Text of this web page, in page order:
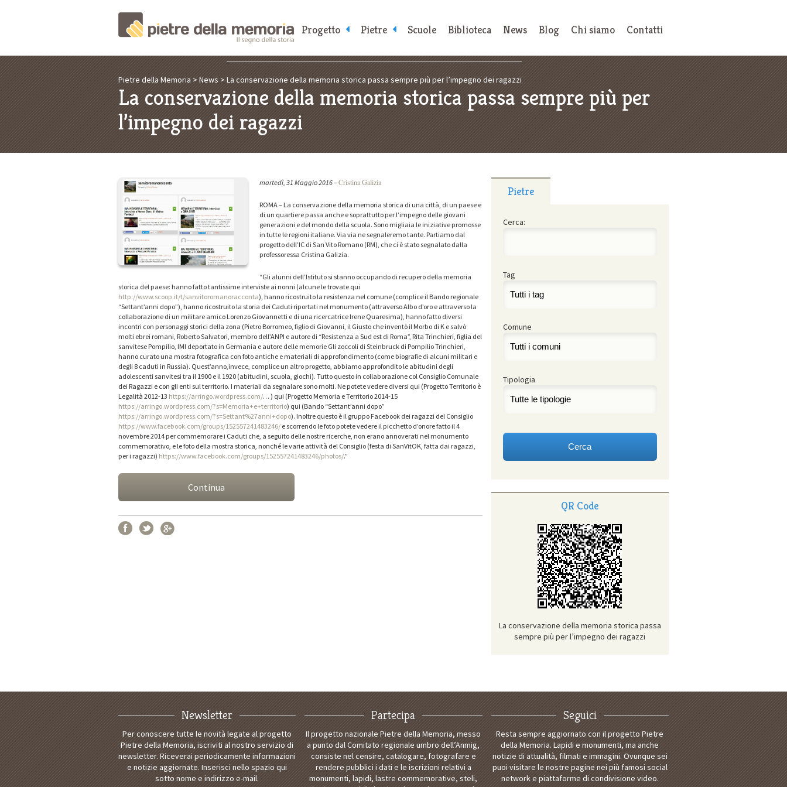
Pietre della Memoria > News > La conservazione della memoria storica passa sempre più per l’impegno dei ragazzi
La conservazione della memoria storica passa sempre più per
l’impegno dei ragazzi
martedì, 31 Maggio 2016–Cristina Galizia
ROMA – La conservazione della memoria storica di una città, di un paese e
di un quartiere passa anche e soprattutto per l’impegno delle giovani
generazioni e del mondo della scuola. Sono migliaia le iniziative promosse
in tutte le regioni italiane. Via via ne segnaleremo tante. Partiamo dal
progetto dell’IC di San Vito Romano (RM), che ci è stato segnalato dalla
professoressa Cristina Galizia.
“Gli alunni dell’Istituto si stanno occupando di recupero della memoria
storica del paese: hanno fatto tantissime interviste ai nonni (alcune le trovate qui
http://www.scoop.it/t/sanvitoromanoracconta), hanno ricostruito la resistenza nel comune (complice il Bando regionale
“Settant’anni dopo”), hanno ricostruito la storia dei Caduti riportati nel monumento (attraverso Albo d’oro e attraverso la
collaborazione di un militare amico Lorenzo Giovannetti e di una ricercatrice Irene Quaresima), hanno fatto diversi
incontri con personaggi storici della zona (Pietro Borromeo, figlio di Giovanni, il Giusto che inventò il Morbo di K e salvò
molti ebrei romani, Roberto Salvatori, membro dell’ANPI e autore di “Resistenza a Sud est di Roma”, Rita Trinchieri, figlia del
sanvitese Pompilio, IMI deportato in Germania e autore delle memorie Gli zoccoli di Steinbruck di Pompilio Trinchieri,
hanno curato una mostra fotografica con foto antiche e materiali di approfondimento (come biografie di alcuni militari e
degli 8 caduti in Russia). Quest’anno,invece, complice un altro progetto, abbiamo approfondito le abitudini degli
adolescenti sanvitesi tra il 1900 e il 1920 (abitudini, scuola, giochi). Tutto questo in collaborazione col Consiglio Comunale
dei Ragazzi e con gli enti sul territorio. I materiali da segnalare sono molti. Ne potete vedere diversi qui (Progetto Territorio è
Legalità 2012-13 https://arringo.wordpress.com/… ) qui (Progetto Memoria e Territorio 2014-15
https://arringo.wordpress.com/?s=Memoria+e+territorio) qui (Bando “Settant’anni dopo”
https://arringo.wordpress.com/?s=Settant%27anni+dopo). Inoltre questo è il gruppo Facebook dei ragazzi del Consiglio
https://www.facebook.com/groups/152557241483246/ e scorrendo le foto potete vedere il picchetto d’onore fatto il 4
novembre 2014 per commemorare i Caduti che, a seguito delle nostre ricerche, non erano annoverati nel monumento
commemorativo, e le foto della mostra storica, nonché le varie attività del Consiglio (festa di SanVitOK, fatta dai ragazzi,
per i ragazzi) https://www.facebook.com/groups/152557241483246/photos/.”
Continua
Pietre
Cerca:
Tag
Comune
Tipologia
QR Code
La conservazione della memoria storica passa
sempre più per l’impegno dei ragazzi
Progetto Pietre Scuole Biblioteca News Blog Chi siamo Contatti
Newsletter
Per conoscere tutte le novità legate al progetto
Pietre della Memoria, iscriviti al nostro servizio di
newsletter. Riceverai periodicamente informazioni
e notizie aggiornate. Inserisci nello spazio qui
sotto nome e indirizzo e-mail.
Partecipa
Il progetto nazionale Pietre della Memoria, messo
a punto dal Comitato regionale umbro dell’Anmig,
consiste nel censire, catalogare, fotografare e
rendere pubblici i dati e le iscrizioni relativi a
monumenti, lapidi, lastre commemorative, steli,
Seguici
Resta sempre aggiornato con il progetto Pietre
della Memoria. Lapidi e monumenti, ma anche
notizie di attualità, filmati e immagini. Ovunque sei
puoi visitare le nostre pagine nei più famosi social
network e piattaforme di condivisione video.